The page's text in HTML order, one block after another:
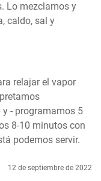
Lo mezclamos y
caldo, sal y
relajar el vapor
- programamos 5
8-10 minutos con
podemos servir.
12 de septiembre de 2022